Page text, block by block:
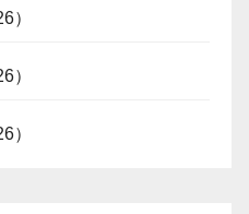
）
）
）